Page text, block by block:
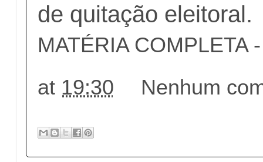
de quitação eleitoral.
MATÉRIA COMPLETA
at 19:30 Nenhum